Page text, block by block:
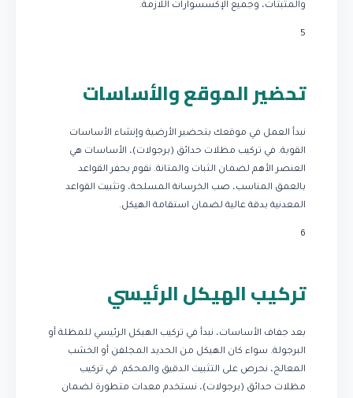
والمثبتات، وجميع الإكسسوارات اللازمة.
5
تحضير الموقع والأساسات
نبدأ العمل في موقعك بتحضير الأرضية وإنشاء الأساسات
القوية. في تركيب مظلات حدائق (برجولات)، الأساسات هي
العنصر الأهم لضمان الثبات والمتانة. نقوم بحفر القواعد
بالعمق المناسب، صب الخرسانة المسلحة، وتثبيت القواعد
المعدنية بدقة عالية لضمان استقامة الهيكل.
6
تركيب الهيكل الرئيسي
بعد جفاف الأساسات، نبدأ في تركيب الهيكل الرئيسي للمظلة أو
البرجولة. سواء كان الهيكل من الحديد المجلفن أو الخشب
المعالج، نحرص على التثبيت الدقيق والمحكم. في تركيب
مظلات حدائق (برجولات)، نستخدم معدات متطورة لضمان